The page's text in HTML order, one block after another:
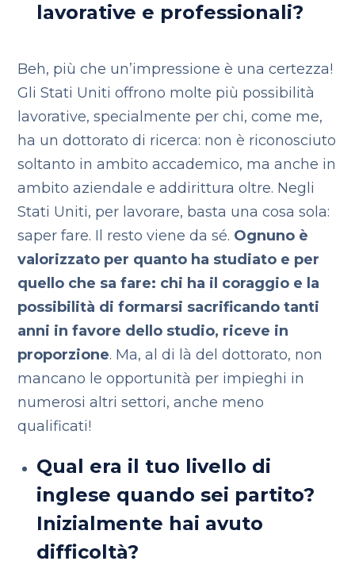
lavorative e professionali?
Beh, più che un’impressione è una certezza!
Gli Stati Uniti offrono molte più possibilità
lavorative, specialmente per chi, come me,
ha un dottorato di ricerca: non è riconosciuto
soltanto in ambito accademico, ma anche in
ambito aziendale e addirittura oltre. Negli
Stati Uniti, per lavorare, basta una cosa sola:
saper fare. Il resto viene da sé. Ognuno è
valorizzato per quanto ha studiato e per
quello che sa fare: chi ha il coraggio e la
possibilità di formarsi sacrificando tanti
anni in favore dello studio, riceve in
proporzione. Ma, al di là del dottorato, non
mancano le opportunità per impieghi in
numerosi altri settori, anche meno
qualificati!
Qual era il tuo livello di
inglese quando sei partito?
Inizialmente hai avuto
difficoltà?